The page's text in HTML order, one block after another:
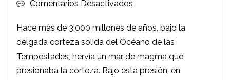
Comentarios Desactivados
Lunares:
Cuando
La
Luna
Hace más de 3.000 millones de años, bajo la
delgada corteza sólida del Océano de las
Tempestades, hervía un mar de magma que
presionaba la corteza. Bajo esta presión, en